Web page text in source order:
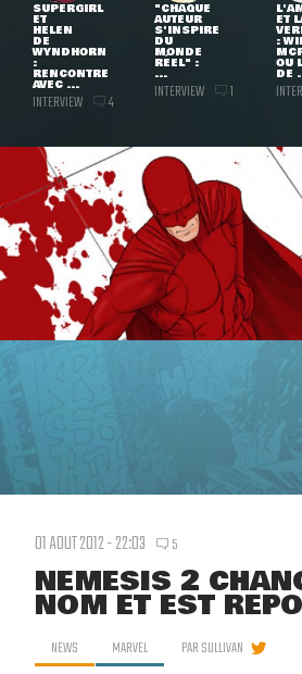
SUPERGIRL
ET
HELEN
DE
WYNDHORN
:
RENCONTRE
AVEC ...
INTERVIEW 4
"CHAQUE
AUTEUR
S'INSPIRE
DU
MONDE
RÉEL" :
...
INTERVIEW 1
ET
:
OU
DE
01 AOUT 2012 - 22:03 5
NEMESIS 2
NOM ET EST
NEWS MARVEL PARSULLIVAN